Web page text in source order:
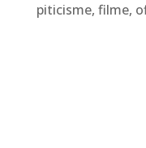
piticisme, filme,